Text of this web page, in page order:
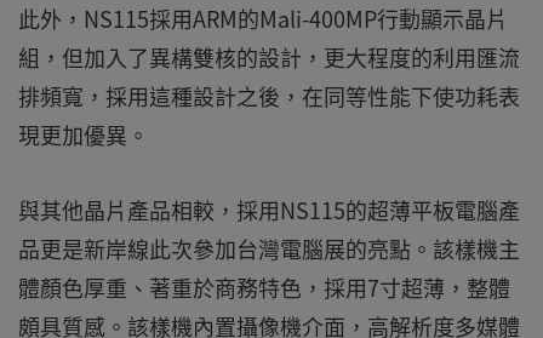
此外，NS115採用ARM的Mali-400MP行動顯示晶片
組，但加入了異構雙核的設計，更大程度的利用匯流
排頻寬，採用這種設計之後，在同等性能下使功耗表
現更加優異。
與其他晶片產品相較，採用NS115的超薄平板電腦產
品更是新岸線此次參加台灣電腦展的亮點。該樣機主
體顏色厚重、著重於商務特色，採用7寸超薄，整體
頗具質感。該樣機內置攝像機介面，高解析度多媒體